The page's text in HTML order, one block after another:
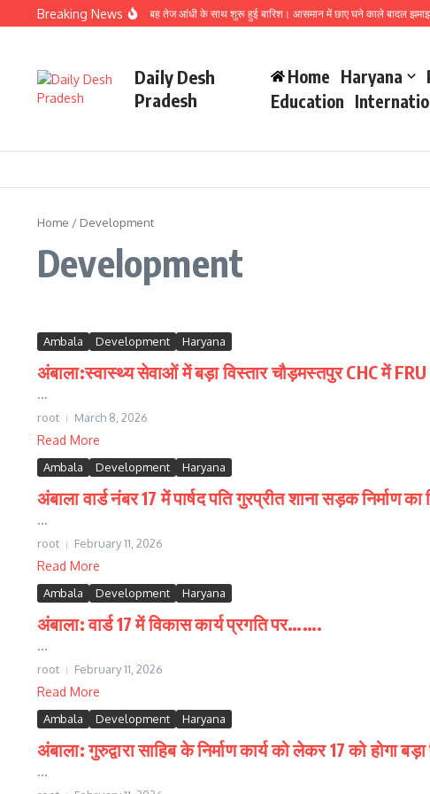
Skip to content
Breaking News
में बिगड़ा मौसम का मिजाज। अलसुबह तेज आंधी के साथ शुरू हुई बारिश। आसमान में छाए घने काले बादल
Daily Desh
Pradesh
Home Haryana
Education
Home / Development
Development
Ambala Development Haryana
अंबाला:स्वास्थ्य सेवाओं में बड़ा विस्तार चौड़मस्तपुर CHC में
...
root March 8, 2026
Read More
Ambala Development Haryana
अंबाला वार्ड नंबर 17 में पार्षद पति गुरप्रीत शाना सड़क
...
root February 11, 2026
Read More
Ambala Development Haryana
अंबाला: वार्ड 17 में विकास कार्य प्रगति पर…….
...
root February 11, 2026
Read More
Ambala Development Haryana
अंबाला: गुरुद्वारा साहिब के निर्माण कार्य को लेकर 17 को
...